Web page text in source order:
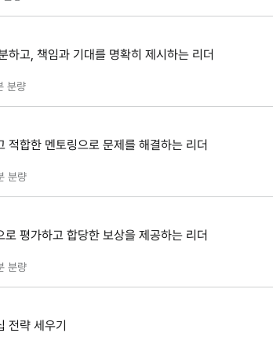
하고, 책임과 기대를 명확히 제시하는 리더
분량
적합한 멘토링으로 문제를 해결하는 리더
분량
로 평가하고 합당한 보상을 제공하는 리더
분량
전략 세우기